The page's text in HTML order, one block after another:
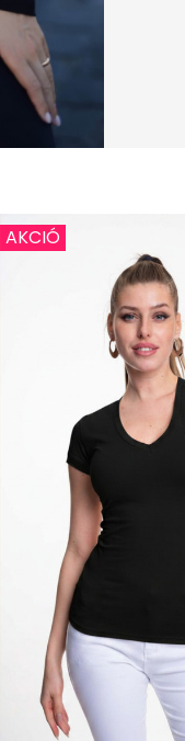
AKCIÓ